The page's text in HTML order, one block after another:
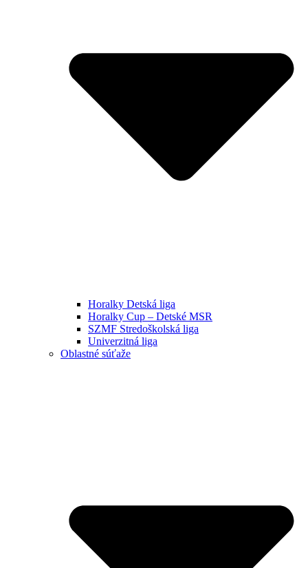
Horalky Detská liga
Horalky Cup – Detské MSR
SZMF Stredoškolská liga
Univerzitná liga
Oblastné súťaže